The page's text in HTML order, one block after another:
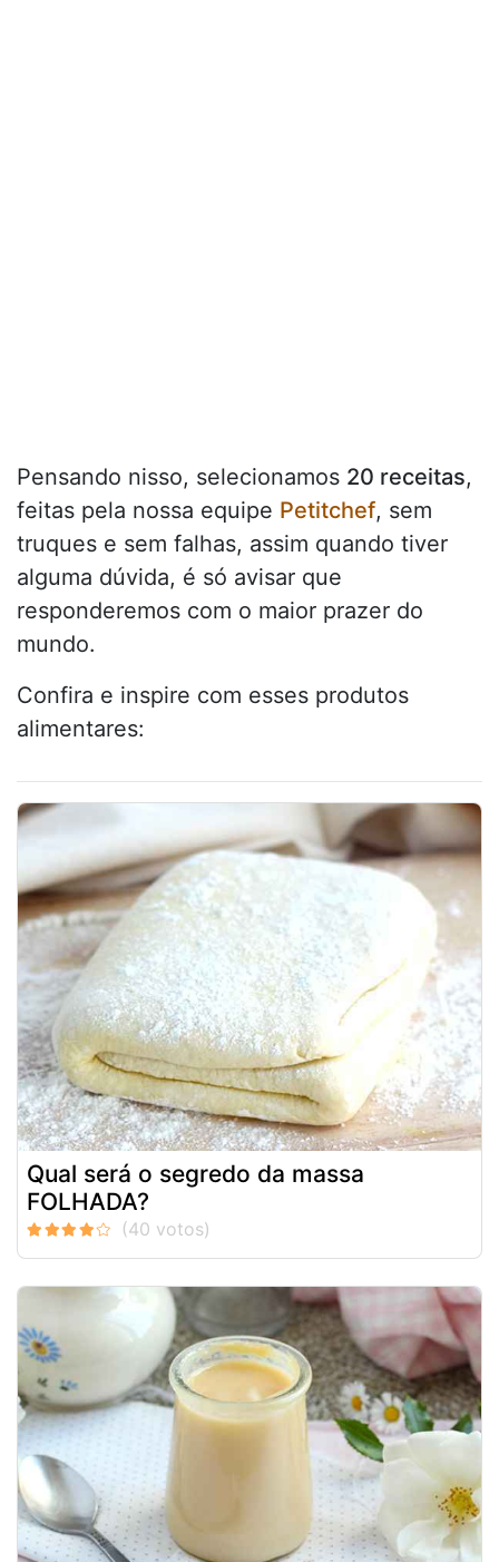
Pensando nisso, selecionamos 20 receitas,
feitas pela nossa equipe Petitchef, sem
truques e sem falhas, assim quando tiver
alguma dúvida, é só avisar que
responderemos com o maior prazer do
mundo.
Confira e inspire com esses produtos
alimentares:
Qual será o segredo da massa
FOLHADA?